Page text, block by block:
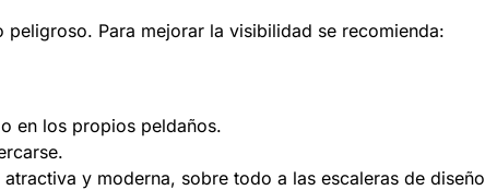
Para mejorar la visibilidad se recomienda:
en los propios peldaños.
y moderna, sobre todo a las escaleras de diseño